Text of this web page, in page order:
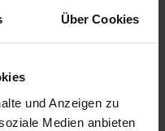
Über Cookies
und Anzeigen zu
Medien anbieten
LAGER